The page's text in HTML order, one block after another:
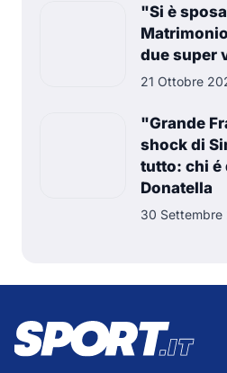
"Si è
due super
21 Ottobre
"Grande
shock di
tutto: chi é
Donatella
30 Settembre